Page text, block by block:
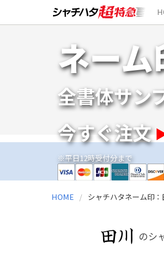
ネー
全書体サン
今すぐ注文
※平日12時受付分まで
HOME シャチハタネーム印：
のシ